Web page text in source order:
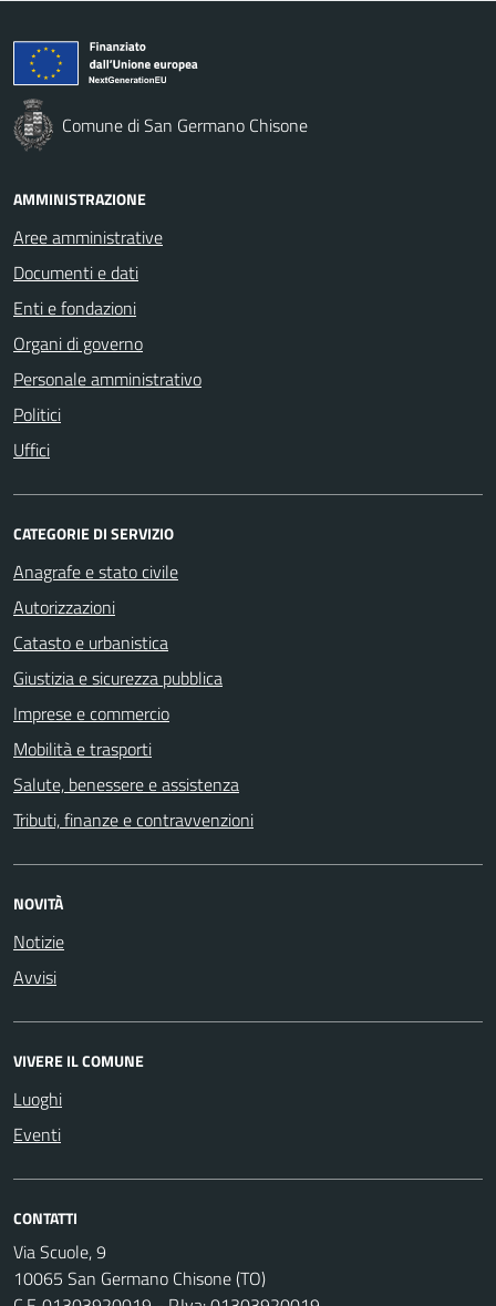
Comune di San Germano Chisone
AMMINISTRAZIONE
Aree amministrative
Documenti e dati
Enti e fondazioni
Organi di governo
Personale amministrativo
Politici
Uffici
CATEGORIE DI SERVIZIO
Anagrafe e stato civile
Autorizzazioni
Catasto e urbanistica
Giustizia e sicurezza pubblica
Imprese e commercio
Mobilità e trasporti
Salute, benessere e assistenza
Tributi, finanze e contravvenzioni
NOVITÀ
Notizie
Avvisi
VIVERE IL COMUNE
Luoghi
Eventi
CONTATTI
Via Scuole, 9
10065 San Germano Chisone (TO)